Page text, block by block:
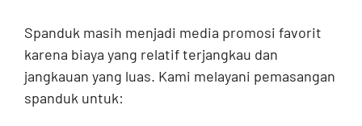
Spanduk masih menjadi media promosi favorit
karena biaya yang relatif terjangkau dan
jangkauan yang luas. Kami melayani pemasangan
spanduk untuk: